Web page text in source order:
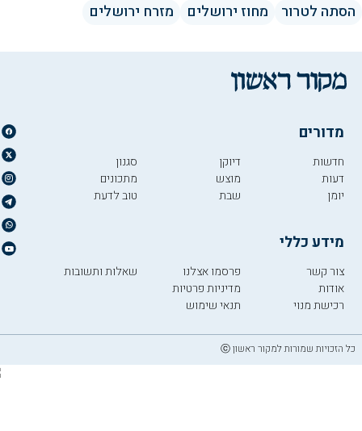
הסתה לטרור מחוז ירושלים מזרח ירושלים
מדורים
חדשות
דעות
יומן
דיוקן
מוצש
שבת
סגנון
מתכונים
טוב לדעת
מידע כללי
צור קשר
אודות
רכישת מנוי
פרסמו אצלנו
מדיניות פרטיות
תנאי שימוש
שאלות ותשובות
כל הזכויות שמורות למקור ראשון ⓒ